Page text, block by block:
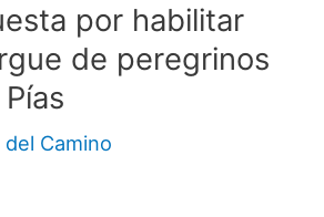
por habilitar
de peregrinos
Camino